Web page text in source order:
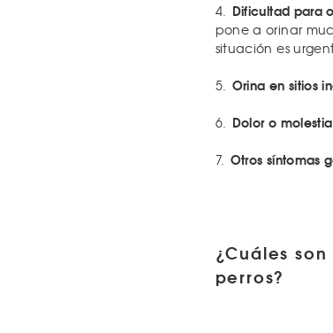
4. Dificultad para
pone a orinar
situación es
5. Orina en sitios
6. Dolor o
7. Otros síntomas
¿Cuáles
perros?